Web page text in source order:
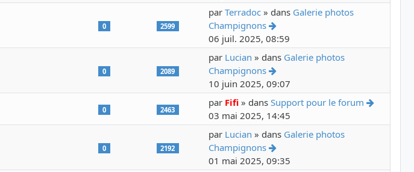
0 2599
par Terradoc» dans Galerie photos
Champignons
Voir le dernier message
06 juil. 2025, 08:59
0 2089
par Lucian » dans Galerie photos
Champignons
Voir le dernier message
10 juin 2025, 09:07
0 2463
par Fifi» dans Support pour le forum
Voir le
03 mai 2025, 14:45
0 2192
par Lucian » dans Galerie photos
Champignons
Voir le dernier message
01 mai 2025, 09:35